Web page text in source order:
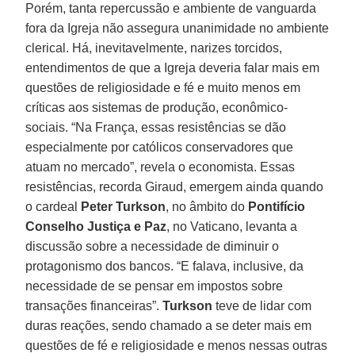
Porém, tanta repercussão e ambiente de vanguarda
fora da Igreja não assegura unanimidade no ambiente
clerical. Há, inevitavelmente, narizes torcidos,
entendimentos de que a Igreja deveria falar mais em
questões de religiosidade e fé e muito menos em
críticas aos sistemas de produção, econômico-
sociais. “Na França, essas resistências se dão
especialmente por católicos conservadores que
atuam no mercado”, revela o economista. Essas
resistências, recorda Giraud, emergem ainda quando
o cardeal
Peter Turkson, no âmbito do Pontifício
Conselho Justiça e Paz, no Vaticano, levanta a
discussão sobre a necessidade de diminuir o
protagonismo dos bancos. “E falava, inclusive, da
necessidade de se pensar em impostos sobre
transações financeiras”.Turkson teve de lidar com
duras reações, sendo chamado a se deter mais em
questões de fé e religiosidade e menos nessas outras